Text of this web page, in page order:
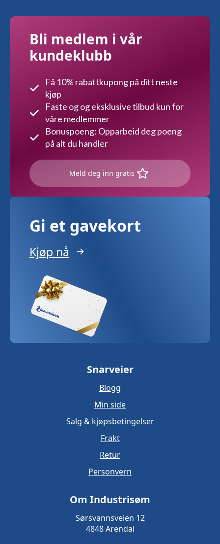
Bli medlem i vår
kundeklubb
Få 10% rabattkupong på ditt neste
kjøp
Faste og og eksklusive tilbud kun for
våre medlemmer
Bonuspoeng: Opparbeid deg poeng
på alt du handler
Meld deg inn gratis
Gi et gavekort
Kjøp nå
Snarveier
Blogg
Min side
Salg & kjøpsbetingelser
Frakt
Retur
Personvern
Om Industrisøm
Sørsvannsveien 12
4848 Arendal